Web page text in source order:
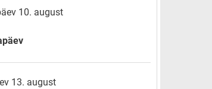
10. august
13. august